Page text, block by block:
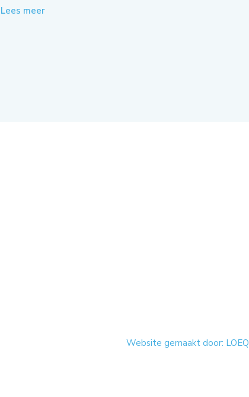
Lees meer
Website gemaakt door: LOEQ